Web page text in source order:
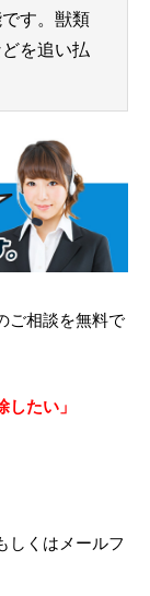
す。獣類
を追い払
ご相談を無料で
したい」
しくはメールフ